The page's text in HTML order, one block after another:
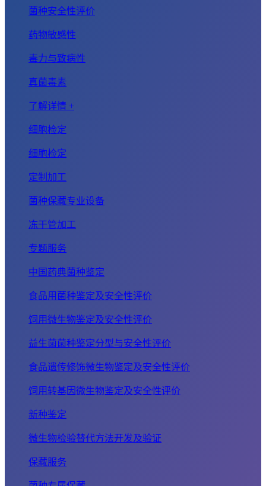
菌种安全性评价
药物敏感性
毒力与致病性
真菌毒素
了解详情 +
细胞检定
细胞检定
定制加工
菌种保藏专业设备
冻干管加工
专题服务
中国药典菌种鉴定
食品用菌种鉴定及安全性评价
饲用微生物鉴定及安全性评价
益生菌菌种鉴定分型与安全性评价
食品遗传修饰微生物鉴定及安全性评价
饲用转基因微生物鉴定及安全性评价
新种鉴定
微生物检验替代方法开发及验证
保藏服务